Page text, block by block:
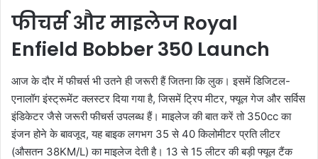
फीचर्स और माइलेज Royal
Enfield Bobber 350 Launch
आज के दौर में फीचर्स भी उतने ही जरूरी हैं जितना कि लुक। इसमें डिजिटल-
एनालॉग इंस्ट्रूमेंट क्लस्टर दिया गया है, जिसमें ट्रिप मीटर, फ्यूल गेज और सर्विस
इंडिकेटर जैसे जरूरी फीचर्स उपलब्ध हैं। माइलेज की बात करें तो 350cc का
इंजन होने के बावजूद, यह बाइक लगभग 35 से 40 किलोमीटर प्रति लीटर
(औसतन 38KM/L) का माइलेज देती है। 13 से 15 लीटर की बड़ी फ्यूल टैंक